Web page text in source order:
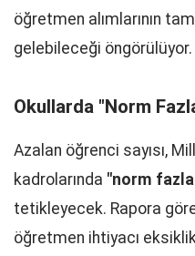
öğretmen alımlarının
gelebileceği öngörülüyor.
Okullarda "Norm
Azalan öğrenci sayısı,
kadrolarında "norm
tetikleyecek. Rapora
öğretmen ihtiyacı